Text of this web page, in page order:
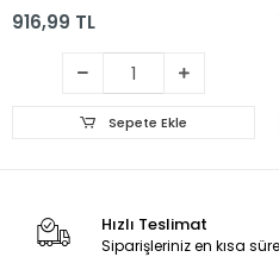
916,99 TL
Sepete Ekle
Hızlı Teslimat
Siparişleriniz en kısa